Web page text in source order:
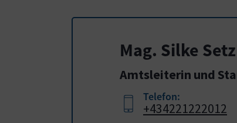
Mag. Silke Setz
Amtsleiterin und
Telefon:
+434221222012